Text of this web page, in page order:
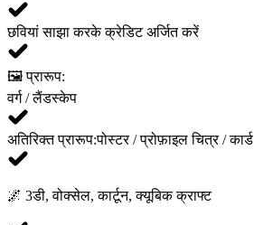
छवियां साझा करके क्रेडिट अर्जित करें
🖼️ प्रारूप:
वर्ग / लैंडस्केप
अतिरिक्त प्रारूप:पोस्टर / प्रोफ़ाइल चित्र / कार्ड
🌌 3डी, वोक्सेल, कार्टून, क्यूबिक क्राफ्ट